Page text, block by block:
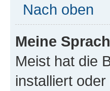
Nach oben
Meine
Meist hat die
installiert